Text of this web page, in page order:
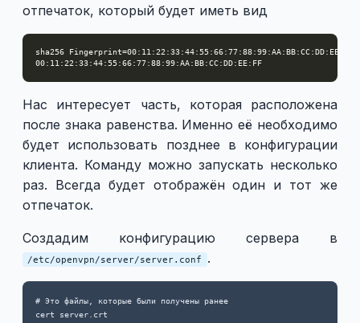
отпечаток, который будет иметь вид
Нас интересует часть, которая расположена
после знака равенства. Именно её необходимо
будет использовать позднее в конфигурации
клиента. Команду можно запускать несколько
раз. Всегда будет отображён один и тот же
отпечаток.
Создадим конфигурацию сервера в
/etc/openvpn/server/server.conf .
# Это файлы, которые были получены ранее
cert server.crt